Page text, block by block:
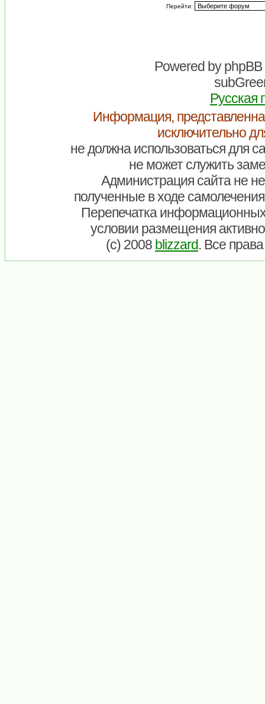
Перейти:
Powered byphpBB
Русская
Информация,
исключительно
не должна использоваться для
не может служить
Администрация сайта не
полученные в ходе
Перепечатка
условии размещения
(c) 2008 blizzard. Все